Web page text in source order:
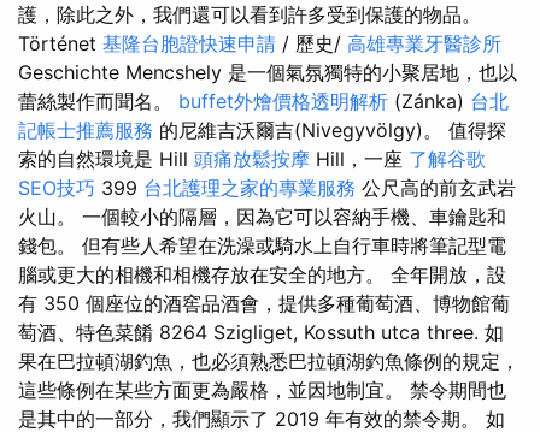
護，除此之外，我們還可以看到許多受到保護的物品。
Történet 基隆台胞證快速申請 / 歷史/ 高雄專業牙醫診所
Geschichte Mencshely 是一個氣氛獨特的小聚居地，也以
蕾絲製作而聞名。 buffet外燴價格透明解析 (Zánka) 台北
記帳士推薦服務 的尼維吉沃爾吉(Nivegyvölgy)。 值得探
索的自然環境是 Hill 頭痛放鬆按摩 Hill，一座 了解谷歌
SEO技巧 399 台北護理之家的專業服務 公尺高的前玄武岩
火山。 一個較小的隔層，因為它可以容納手機、車鑰匙和
錢包。 但有些人希望在洗澡或騎水上自行車時將筆記型電
腦或更大的相機和相機存放在安全的地方。 全年開放，設
有 350 個座位的酒窖品酒會，提供多種葡萄酒、博物館葡
萄酒、特色菜餚 8264 Szigliget, Kossuth utca three. 如
果在巴拉頓湖釣魚，也必須熟悉巴拉頓湖釣魚條例的規定，
這些條例在某些方面更為嚴格，並因地制宜。 禁令期間也
是其中的一部分，我們顯示了 2019 年有效的禁令期。 如